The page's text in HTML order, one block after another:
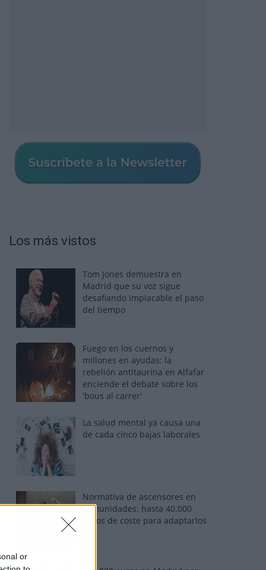
or
Los más vistos
Tom Jones demuestra en
Madrid que su voz sigue
desafiando implacable el paso
del tiempo
Fuego en los cuernos y
millones en ayudas: la
rebelión antitaurina en Alfafar
enciende el debate sobre los
'bous al carrer'
La salud mental ya causa una
de cada cinco bajas laborales
Normativa de ascensores en
comunidades: hasta 40.000
euros de coste para adaptarlos